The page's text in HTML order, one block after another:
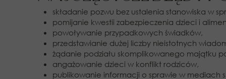
składanie pozwu bez ustalenia stanowiska w
pomijanie kwestii zabezpieczenia dzieci i
powoływanie przypadkowych świadków,
przedstawianie dużej liczby nieistotnych
żądanie podziału skomplikowanego majątku
angażowanie dzieci w konflikt rodziców,
publikowanie informacji o sprawie w mediach